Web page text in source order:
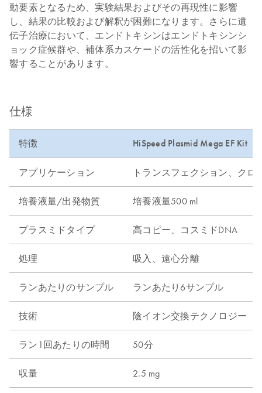
動要素となるため、実験結果およびその再現性に影響
し、結果の比較および解釈が困難になります。さらに遺
伝子治療において、エンドトキシンはエンドトキシンシ
ョック症候群や、補体系カスケードの活性化を招いて影
響することがあります。
仕様
特徴 HiSpeed Plasmid Mega EF Kit
アプリケーション トランスフェクション、ク
培養液量/出発物質 培養液量500 ml
プラスミドタイプ 高コピー、コスミドDNA
処理 吸入、遠心分離
ランあたりのサンプル ランあたり6サンプル
技術 陰イオン交換テクノロジー
ラン1回あたりの時間 50分
収量 2.5 mg